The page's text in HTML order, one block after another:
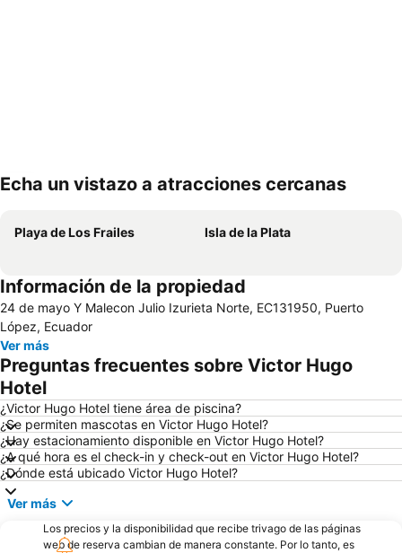
Echa un vistazo a atracciones cercanas
Playa de Los Frailes Isla de la Plata
Información de la propiedad
24 de mayo Y Malecon Julio Izurieta Norte, EC131950, Puerto
López, Ecuador
Ver más
Preguntas frecuentes sobre Victor Hugo
Hotel
¿Victor Hugo Hotel tiene área de piscina?
¿Se permiten mascotas en Victor Hugo Hotel?
¿Hay estacionamiento disponible en Victor Hugo Hotel?
¿A qué hora es el check-in y check-out en Victor Hugo Hotel?
¿Dónde está ubicado Victor Hugo Hotel?
Ver más
Los precios y la disponibilidad que recibe trivago de las páginas
web de reserva cambian de manera constante. Por lo tanto, es